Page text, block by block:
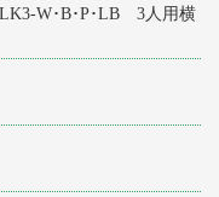
W･B･P･LB 3人用横